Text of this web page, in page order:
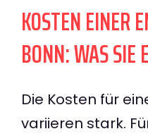
KOSTEN EINER
BONN: WAS SIE
Die Kosten für
variieren stark.